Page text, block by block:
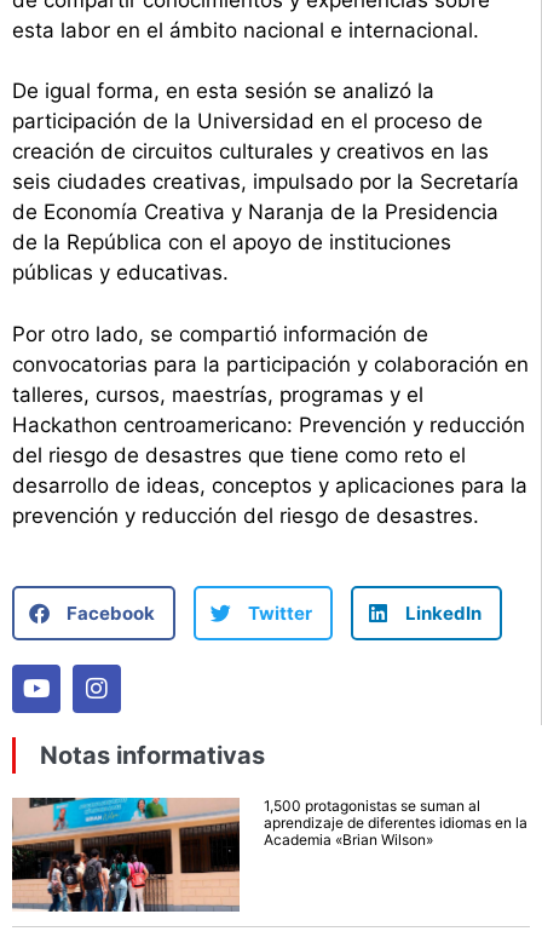
esta labor en el ámbito nacional e internacional.
De igual forma, en esta sesión se analizó la
participación de la Universidad en el proceso de
creación de circuitos culturales y creativos en las
seis ciudades creativas, impulsado por la Secretaría
de Economía Creativa y Naranja de la Presidencia
de la República con el apoyo de instituciones
públicas y educativas.
Por otro lado, se compartió información de
convocatorias para la participación y colaboración en
talleres, cursos, maestrías, programas y el
Hackathon centroamericano: Prevención y reducción
del riesgo de desastres que tiene como reto el
desarrollo de ideas, conceptos y aplicaciones para la
prevención y reducción del riesgo de desastres.
Facebook Twitter LinkedIn
Notas informativas
1,500 protagonistas se suman al
aprendizaje de diferentes idiomas en la
Academia «Brian Wilson»